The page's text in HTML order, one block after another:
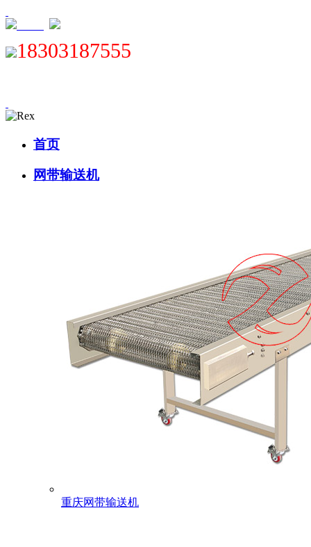
18303187555
首页
网带输送机
重庆网带输送机